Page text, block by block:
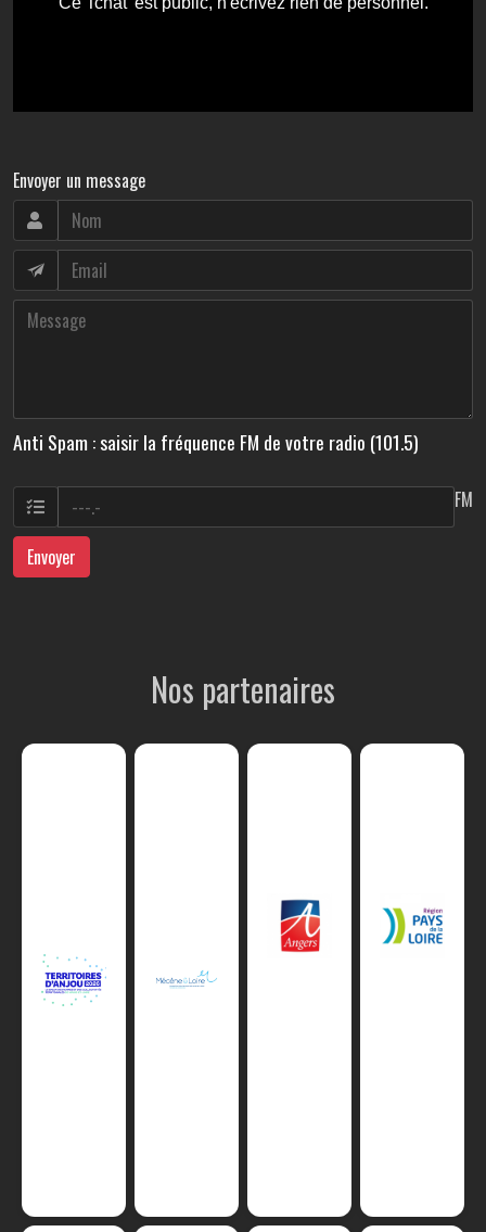
Envoyer un message
Anti Spam : saisir la fréquence FM de votre radio (101.5)
FM
Envoyer
Nos partenaires